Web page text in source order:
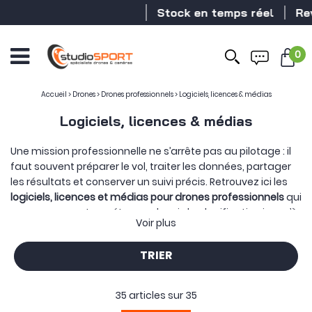
Stock en temps réel
0
Accueil > Drones> Drones professionnels> Logiciels, licences & médias
Logiciels, licences & médias
Une mission professionnelle ne s’arrête pas au pilotage : il
faut souvent préparer le vol, traiter les données, partager
les résultats et conserver un suivi précis. Retrouvez ici les
logiciels, licences et médias pour drones professionnelsqui
accompagnent ces étapes, depuis la planification jusqu’à
la production de cartes, de modèles 3D ou de rapports
directement exploitables.
Ces solutions donnent une continuité au travail réalisé sur
collectées en informations utiles à la décision.
Voir plus
TRIER
35 articles sur 35